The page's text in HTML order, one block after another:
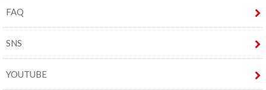
FAQ
SNS
YOUTUBE